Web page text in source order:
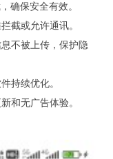
确保安全有效。
截或允许通讯。
不被上传，保护隐
持续优化。
和无广告体验。